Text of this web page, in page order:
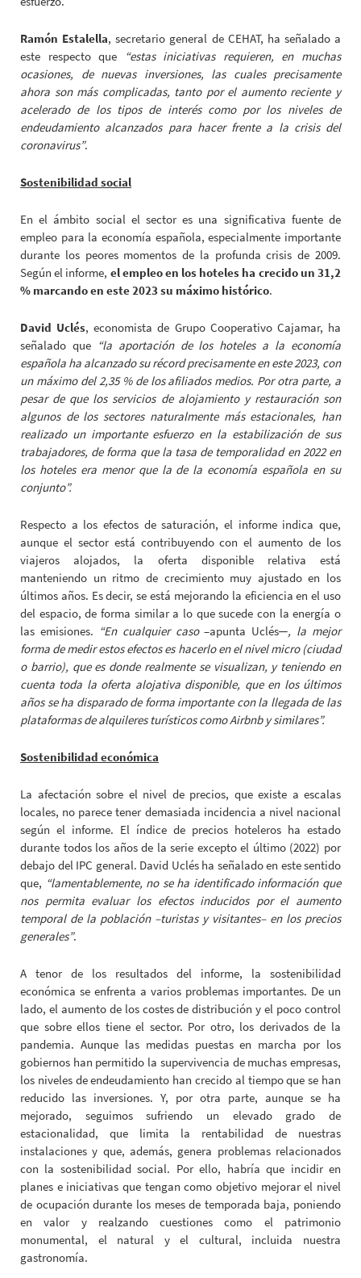
Ramón Estalella, secretario general de CEHAT, ha señalado a
este respecto que
“estas iniciativas requieren, en muchas
ocasiones, de nuevas inversiones, las cuales precisamente
ahora son más complicadas, tanto por el aumento reciente y
acelerado de los tipos de interés como por los niveles de
endeudamiento alcanzados para hacer frente a la crisis del
coronavirus”.
Sostenibilidad social
En el ámbito social el sector es una significativa fuente de
empleo para la economía española, especialmente importante
durante los peores momentos de la profunda crisis de 2009.
Según el informe, el empleo en los hoteles ha crecido un 31,2
% marcando en este 2023 su máximo histórico.
David Uclés, economista de Grupo Cooperativo Cajamar, ha
señalado que “la aportación de los hoteles a la economía
española ha alcanzado su récord precisamente en este 2023, con
un máximo del 2,35 % de los afiliados medios. Por otra parte, a
pesar de que los servicios de alojamiento y restauración son
algunos de los sectores naturalmente más estacionales, han
realizado un importante esfuerzo en la estabilización de sus
trabajadores, de forma que la tasa de temporalidad en 2022 en
los hoteles era menor que la de la economía española en su
conjunto”.
Respecto a los efectos de saturación, el informe indica que,
aunque el sector está contribuyendo con el aumento de los
viajeros alojados, la oferta disponible relativa está
manteniendo un ritmo de crecimiento muy ajustado en los
últimos años. Es decir, se está mejorando la eficiencia en el uso
del espacio, de forma similar a lo que sucede con la energía o
las emisiones. “En cualquier caso–apunta Uclés─, la mejor
forma de medir estos efectos es hacerlo en el nivel micro (ciudad
o barrio), que es donde realmente se visualizan, y teniendo en
cuenta toda la oferta alojativa disponible, que en los últimos
años se ha disparado de forma importante con la llegada de las
plataformas de alquileres turísticos como Airbnb y similares”.
Sostenibilidad económica
La afectación sobre el nivel de precios, que existe a escalas
locales, no parece tener demasiada incidencia a nivel nacional
según el informe. El índice de precios hoteleros ha estado
durante todos los años de la serie excepto el último (2022) por
debajo del IPC general. David Uclés ha señalado en este sentido
que, “lamentablemente, no se ha identificado información que
nos permita evaluar los efectos inducidos por el aumento
temporal de la población –turistas y visitantes– en los precios
generales”.
A tenor de los resultados del informe, la sostenibilidad
económica se enfrenta a varios problemas importantes. De un
lado, el aumento de los costes de distribución y el poco control
que sobre ellos tiene el sector. Por otro, los derivados de la
pandemia. Aunque las medidas puestas en marcha por los
gobiernos han permitido la supervivencia de muchas empresas,
los niveles de endeudamiento han crecido al tiempo que se han
reducido las inversiones. Y, por otra parte, aunque se ha
mejorado, seguimos sufriendo un elevado grado de
estacionalidad, que limita la rentabilidad de nuestras
instalaciones y que, además, genera problemas relacionados
con la sostenibilidad social. Por ello, habría que incidir en
planes e iniciativas que tengan como objetivo mejorar el nivel
de ocupación durante los meses de temporada baja, poniendo
en valor y realzando cuestiones como el patrimonio
monumental, el natural y el cultural, incluida nuestra
gastronomía.